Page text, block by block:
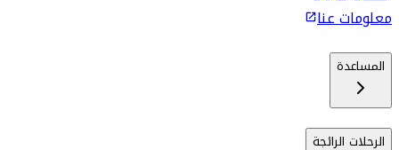
معلومات عنا
المساعدة
الرحلات الرائجة